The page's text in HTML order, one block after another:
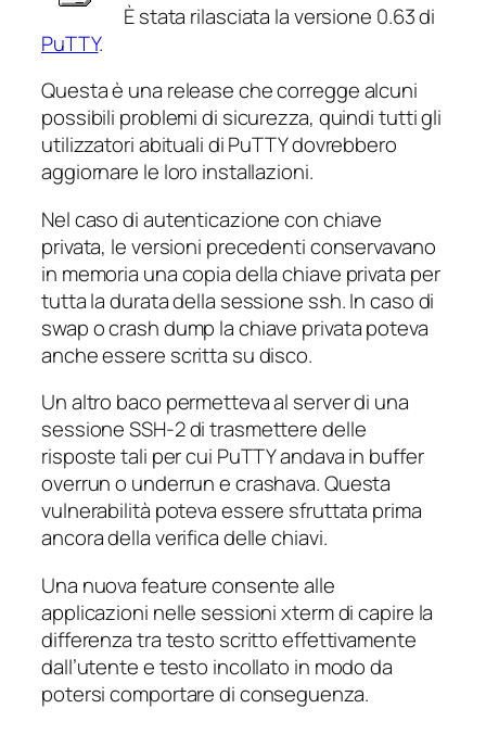
È stata rilasciata la versione 0.63 di
PuTTY.
Questa è una release che corregge alcuni
possibili problemi di sicurezza, quindi tutti gli
utilizzatori abituali di PuTTY dovrebbero
aggiornare le loro installazioni.
Nel caso di autenticazione con chiave
privata, le versioni precedenti conservavano
in memoria una copia della chiave privata per
tutta la durata della sessione ssh. In caso di
swap o crash dump la chiave privata poteva
anche essere scritta su disco.
Un altro baco permetteva al server di una
sessione SSH-2 di trasmettere delle
risposte tali per cui PuTTY andava in buffer
overrun o underrun e crashava. Questa
vulnerabilità poteva essere sfruttata prima
ancora della verifica delle chiavi.
Una nuova feature consente alle
applicazioni nelle sessioni xterm di capire la
differenza tra testo scritto effettivamente
dall’utente e testo incollato in modo da
potersi comportare di conseguenza.